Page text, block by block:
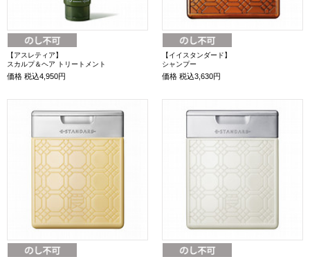
【アスレティア】
スカルプ＆ヘア トリートメント
価格 税込4,950円
【イイスタンダード】
シャンプー
価格 税込3,630円